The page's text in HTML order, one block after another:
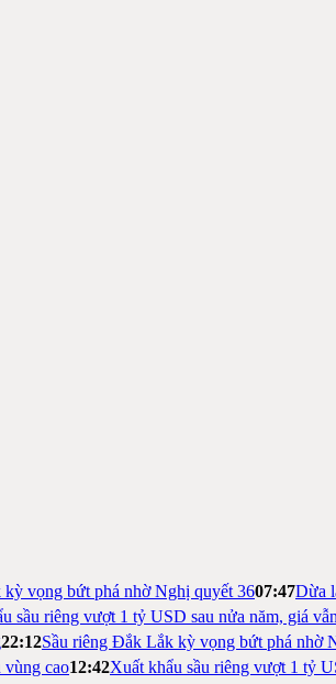
vọng bứt phá nhờ Nghị quyết 3607:47Dừa
sầu riêng vượt 1 tỷ USD sau nửa năm, giá
22:12Sầu riêng Đắk Lắk kỳ vọng bứt phá nhờ
vùng cao12:42Xuất khẩu sầu riêng vượt 1 tỷ